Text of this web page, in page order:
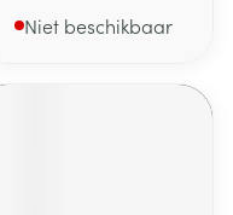
Niet beschikbaar